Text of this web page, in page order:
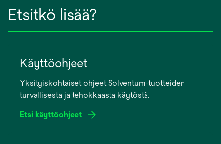
Etsitkö lisää?
Käyttöohjeet
Yksityiskohtaiset ohjeet Solventum-tuotteiden
turvallisesta ja tehokkaasta käytöstä.
Etsi käyttöohjeet